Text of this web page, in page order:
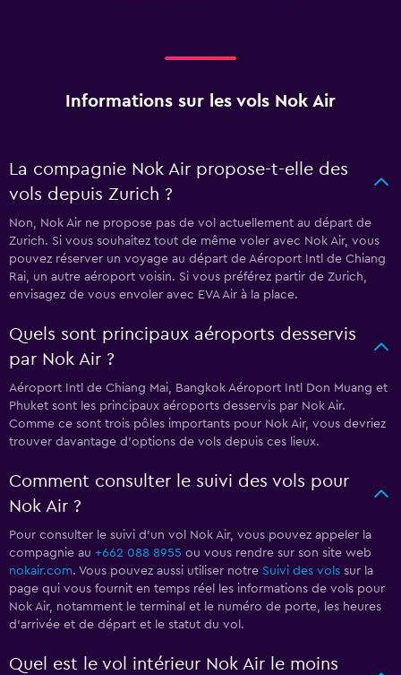
Informations sur les vols Nok Air
La compagnie Nok Air propose-t-elle des
vols depuis Zurich ?
Non, Nok Air ne propose pas de vol actuellement au départ de
Zurich. Si vous souhaitez tout de même voler avec Nok Air, vous
pouvez réserver un voyage au départ de Aéroport Intl de Chiang
Rai, un autre aéroport voisin. Si vous préférez partir de Zurich,
envisagez de vous envoler avec EVA Air à la place.
Quels sont principaux aéroports desservis
par Nok Air ?
Aéroport Intl de Chiang Mai, Bangkok Aéroport Intl Don Muang et
Phuket sont les principaux aéroports desservis par Nok Air.
Comme ce sont trois pôles importants pour Nok Air, vous devriez
trouver davantage d'options de vols depuis ces lieux.
Comment consulter le suivi des vols pour
Nok Air ?
Pour consulter le suivi d'un vol Nok Air, vous pouvez appeler la
compagnie au +662 088 8955 ou vous rendre sur son site web
nokair.com. Vous pouvez aussi utiliser notre Suivi des vols sur la
page qui vous fournit en temps réel les informations de vols pour
Nok Air, notamment le terminal et le numéro de porte, les heures
d'arrivée et de départ et le statut du vol.
Quel est le vol intérieur Nok Air le moins